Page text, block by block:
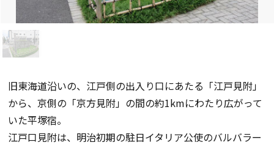
旧東海道沿いの、江戸側の出入り口にあたる「江戸見附」
から、京側の「京方見附」の間の約1kmにわたり広がって
いた平塚宿。
江戸口見附は、明治初期の駐日イタリア公使のバルバラー